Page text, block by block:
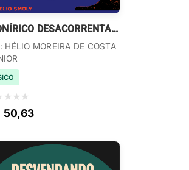
O ONÍRICO DESACORRENTADO
HÉLIO MOREIRA DE COSTA
★ ★ ★
50,63